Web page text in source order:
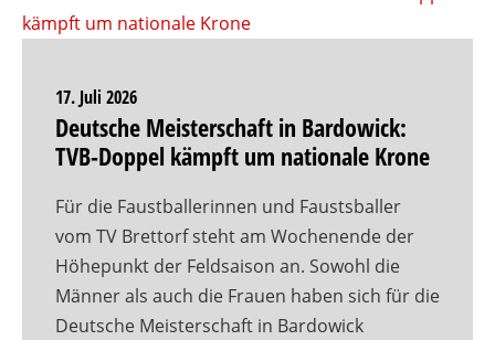
17. Juli 2026
Deutsche Meisterschaft in Bardowick:
TVB-Doppel kämpft um nationale Krone
Für die Faustballerinnen und Faustsballer
vom TV Brettorf steht am Wochenende der
Höhepunkt der Feldsaison an. Sowohl die
Männer als auch die Frauen haben sich für die
Deutsche Meisterschaft in Bardowick